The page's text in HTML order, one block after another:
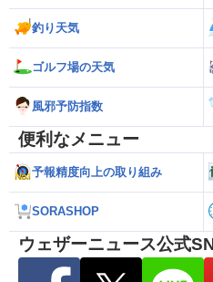
釣り天気
ゴルフ場の天気
風邪予防指数
便利なメニュー
予報精度向上の取り組み
SORASHOP
ウェザーニュース公式